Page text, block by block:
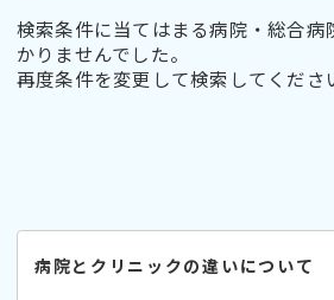
検索条件に当てはまる病院・総合病
かりませんでした。
再度条件を変更して検索してくださ
病院とクリニックの違いについて